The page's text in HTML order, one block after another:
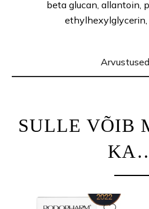
beta glucan, allantoin,
SULLE VÕIB